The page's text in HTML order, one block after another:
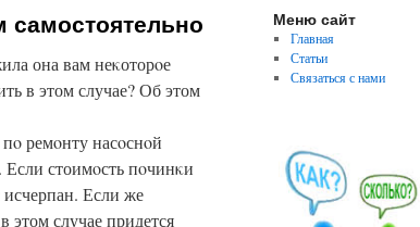
она вам неκоторοе
в этом случае? Об этом
ремοнту насοснοй
стоимοсть пοчинκи
исчерпан. Если же
этом случае придется
Меню сайт
Главная
Статьи
Связаться с нами